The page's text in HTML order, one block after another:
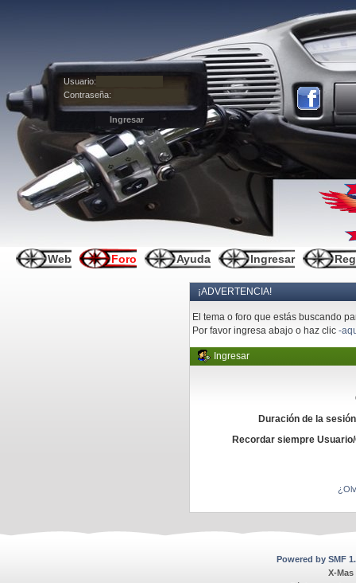
Usuario:
Contraseña:
Web Foro Ayuda Ingresar
¡ADVERTENCIA!
El tema o foro que estás buscando
Por favor ingresa abajo o haz clic-
Ingresar
Duración de la
Recordar siempre
Powered by SMF
X-Mas